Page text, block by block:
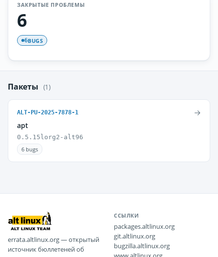
ЗАКРЫТЫЕ ПРОБЛЕМЫ
6
6BUGS
Пакеты (1)
ALT-PU-2025-7878-1
apt
0.5.15lorg2-alt96
6 bugs
→
errata.altlinux.org — открытый
источник бюллетеней об
ССЫЛКИ
packages.altlinux.org
git.altlinux.org
bugzilla.altlinux.org